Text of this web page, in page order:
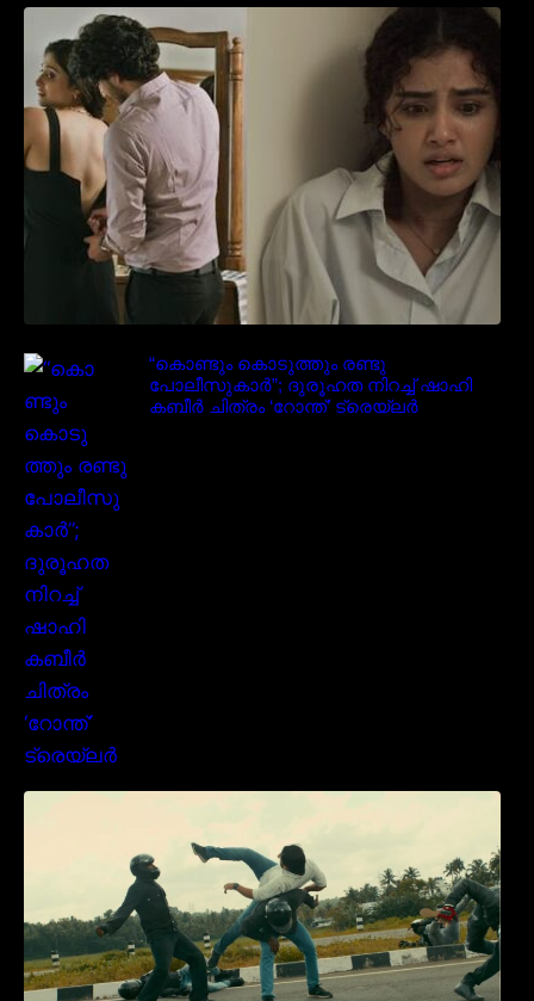
‘മരീചിക’യുമായി അനുപമ പരമേശ്വരൻ;
മിസ്റ്ററി ത്രില്ലർ ട്രെയിലർ
വൈറലാകുന്നു..
“കൊണ്ടും കൊടുത്തും രണ്ടു
പോലീസുകാർ”; ദുരൂഹത നിറച്ച് ഷാഹി
കബീർ ചിത്രം ‘റോന്ത്’ ട്രെയ്‌ലർ